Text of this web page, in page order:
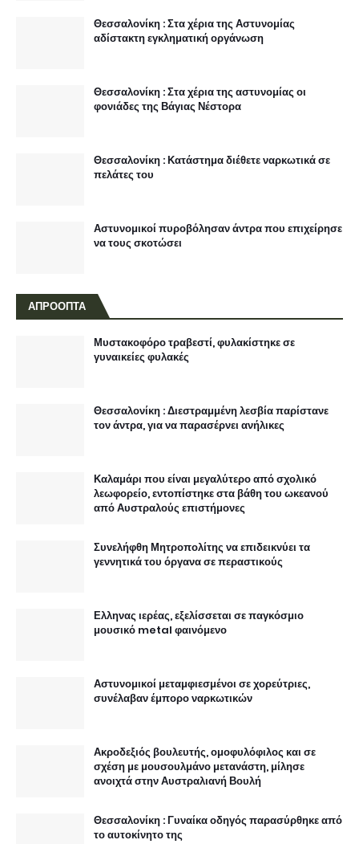
Θεσσαλονίκη : Στα χέρια της Αστυνομίας
αδίστακτη εγκληματική οργάνωση
Θεσσαλονίκη : Στα χέρια της αστυνομίας οι
φονιάδες της Βάγιας Νέστορα
Θεσσαλονίκη : Κατάστημα διέθετε ναρκωτικά σε
πελάτες του
Αστυνομικοί πυροβόλησαν άντρα που επιχείρησε
να τους σκοτώσει
ΑΠΡΟΟΠΤΑ
Μυστακοφόρο τραβεστί, φυλακίστηκε σε
γυναικείες φυλακές
Θεσσαλονίκη : Διεστραμμένη λεσβία παρίστανε
τον άντρα, για να παρασέρνει ανήλικες
Καλαμάρι που είναι μεγαλύτερο από σχολικό
λεωφορείο, εντοπίστηκε στα βάθη του ωκεανού
από Αυστραλούς επιστήμονες
Συνελήφθη Μητροπολίτης να επιδεικνύει τα
γεννητικά του όργανα σε περαστικούς
Ελληνας ιερέας, εξελίσσεται σε παγκόσμιο
μουσικό metal φαινόμενο
Αστυνομικοί μεταμφιεσμένοι σε χορεύτριες,
συνέλαβαν έμπορο ναρκωτικών
Ακροδεξιός βουλευτής, ομοφυλόφιλος και σε
σχέση με μουσουλμάνο μετανάστη, μίλησε
ανοιχτά στην Αυστραλιανή Βουλή
Θεσσαλονίκη : Γυναίκα οδηγός παρασύρθηκε από
το αυτοκίνητο της